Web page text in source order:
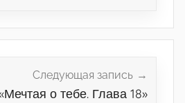
Следующая запись
о тебе. Глава 18»